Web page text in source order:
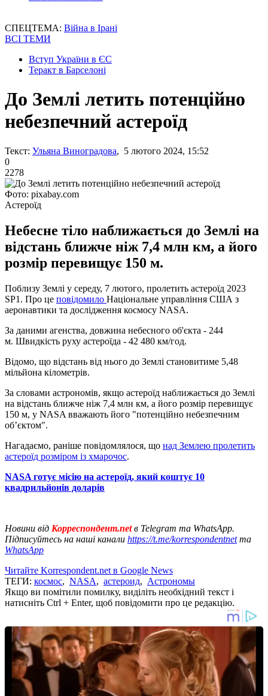
СПЕЦТЕМА: Війна в Ірані
ВСІ ТЕМИ
Вступ України в ЄС
Теракт в Барселоні
До Землі летить потенційно
небезпечний астероїд
Текст: Ульяна Виноградова, 5 лютого 2024, 15:52
0
2278
Фото: pixabay.com
Астероїд
Небесне тіло наближається до Землі на
відстань ближче ніж 7,4 млн км, а його
розмір перевищує 150 м.
Поблизу Землі у середу, 7 лютого, пролетить астероїд 2023
SP1. Про це повідомило Національне управління США з
аеронавтики та дослідження космосу NASA.
За даними агенства, довжина небесного об'єкта - 244
м. Швидкість руху астероїда - 42 480 км/год.
Відомо, що відстань від нього до Землі становитиме 5,48
мільйона кілометрів.
За словами астрономів, якщо астероїд наближається до Землі
на відстань ближче ніж 7,4 млн км, а його розмір перевищує
150 м, у NASA вважають його "потенційно небезпечним
об’єктом".
Нагадаємо, раніше повідомлялося, що над Землею пролетить
астероїд розміром із хмарочос.
NASA готує місію на астероїд, який коштує 10
квадрильйонів доларів
Новини від Корреспондент.netв Telegram та WhatsApp.
Підписуйтесь на наші канали https://t.me/korrespondentnetта
WhatsApp
Читайте Korrespondent.net в Google News
ТЕГИ: космос, NASA, астероид, Астрономы
Якщо ви помітили помилку, виділіть необхідний текст і
натисніть Ctrl + Enter, щоб повідомити про це редакцію.